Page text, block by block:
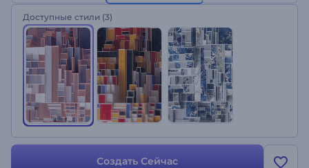
Доступные стили (3)
Создать Сейчас